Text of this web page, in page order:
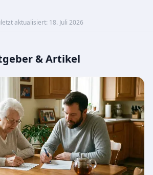
aktualisiert: 18. Juli 2026
& Artikel